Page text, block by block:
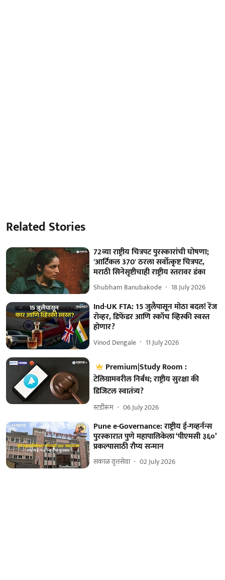
Related Stories
72व्या राष्ट्रीय चित्रपट पुरस्कारांची घोषणा;
'आर्टिकल 370' ठरला सर्वोत्कृष्ट चित्रपट,
मराठी सिनेसृष्टीचाही राष्ट्रीय स्तरावर डंका
Shubham Banubakode 18 July 2026
Ind-UK FTA: 15 जुलैपासून मोठा बदल! रेंज
रोव्हर, डिफेंडर आणि स्कॉच व्हिस्की स्वस्त
होणार?
Vinod Dengale 11 July 2026
Premium|Study Room :
टेलिग्रामवरील निर्बंध; राष्ट्रीय सुरक्षा की
डिजिटल स्वातंत्र्य?
स्टडीरूम 06 July 2026
Pune e-Governance: राष्ट्रीय ई-गव्हर्नन्स
पुरस्कारात पुणे महापालिकेला ‘पीएमसी ३६०’
प्रकल्पासाठी रौप्य सन्मान
सकाळ वृत्तसेवा 02 July 2026